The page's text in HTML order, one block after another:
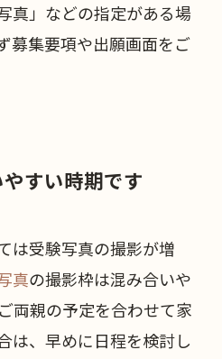
真」などの指定がある場
募集要項や出願画面をご
すい時期です
は受験写真の撮影が増
真の撮影枠は混み合いや
両親の予定を合わせて家
は、早めに日程を検討し